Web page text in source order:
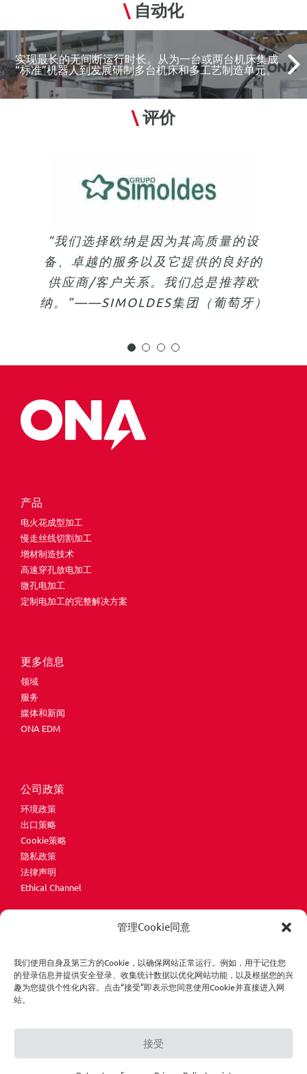
管理Cookie同意
我们使用自身及第三方的Cookie，以确保网站正常运行。例如，用于记住您
的登录信息并提供安全登录、收集统计数据以优化网站功能，以及根据您的兴
趣为您提供个性化内容。点击“接受”即表示您同意使用Cookie并直接进入网
站。
接受
\ 自动化
实现最长的无间断运行时长。从为一台或两台机床集成
“标准”机器人到发展研制多台机床和多工艺制造单元。
\ 评价
“我们选择欧纳是因为其高质量的设
备、卓越的服务以及它提供的良好的
供应商/客户关系。我们总是推荐欧
纳。”——SIMOLDES集团（葡萄牙）
“我们选择欧纳是因为他们是大型机床
的领导者，AV130是市场上最大的电
火花线切割加工机床。此外，它非常
可靠，一周七天无需人工监管就能正
割速度。”——STICKEL公司（德国）
“我们发现欧纳是一家与我们价值观相
近的解决方案供应商合作伙伴。多亏
了他们的技术能力和专业知识，我们
才能够满足像Safran这样的客户的需
“购置了一台欧纳TQX10双头机床和
两台带132个位置的机器人转换工位
后，确保了工作时长，提高了加工质
量。这一项投资有利于我们未来的发
CONCOURS MOLD（美国）
https://www.youtube.com/watch?
产品
电火花成型加工
慢走丝线切割加工
增材制造技术
高速穿孔放电加工
微孔电加工
定制电加工的完整解决方案
更多信息
领域
服务
媒体和新闻
ONA EDM
公司政策
环境政策
出口策略
Cookie策略
隐私政策
法律声明
Ethical Channel
版权所有© ONA Electroerosión S.A.保留所有权利。